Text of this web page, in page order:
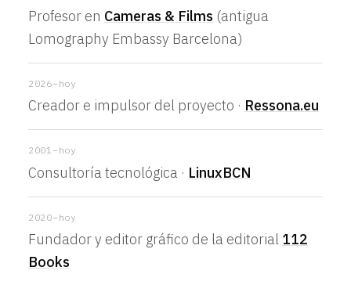
Profesor en Cameras & Films (antigua
Lomography Embassy Barcelona)
2026–hoy
Creador e impulsor del proyecto · Ressona.eu
2001–hoy
Consultoría tecnológica · LinuxBCN
2020–hoy
Fundador y editor gráfico de la editorial 112
Books